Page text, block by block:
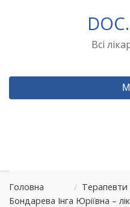
Всі
Головна / Терапевти
Бондарева Інга Юріївна –